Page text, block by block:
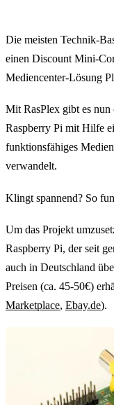
Die meisten Technik-
einen Discount Mini-
Mediencenter-Lösung
Mit RasPlex gibt es
Raspberry Pi mit Hilfe
funktionsfähiges
verwandelt.
Klingt spannend? So
Um das Projekt
Raspberry Pi, der seit
auch in Deutschland
Preisen (ca. 45-50€)
Marketplace, Ebay.de).